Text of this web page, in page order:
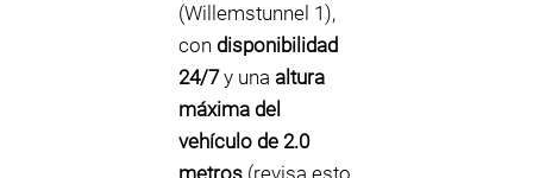
(Willemstunnel 1),
con disponibilidad
24/7y una altura
máxima del
vehículo de 2.0